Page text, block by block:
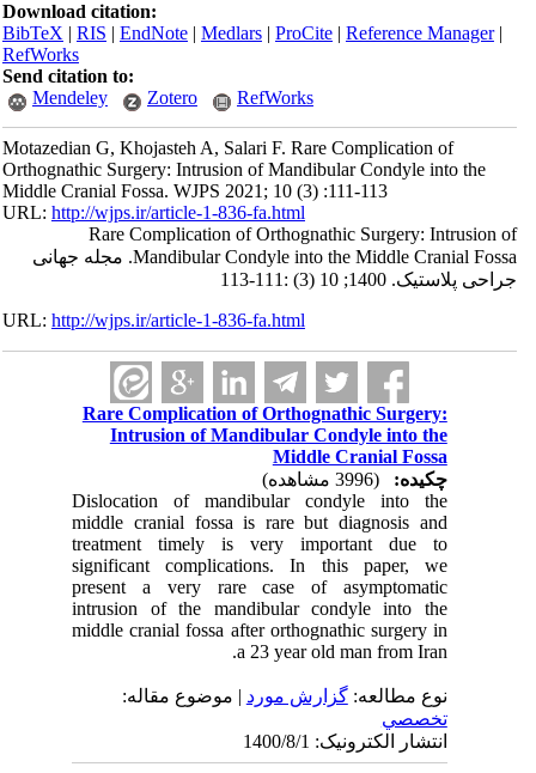
Download citation:
BibTeX|RIS|EndNote|Medlars|ProCite|Reference Manager
RefWorks
Send citation to:
Mendeley
Zotero RefWorks
Motazedian G, Khojasteh A, Salari F. Rare Complication of
Orthognathic Surgery: Intrusion of Mandibular Condyle into the
Middle Cranial Fossa. WJPS 2021; 10 (3) :111-113
URL:http://wjps.ir/article-1-836-fa.html
Rare Complication of Orthognathic Surgery: Intrusion of
Mandibular Condyle into the Middle Cranial Fossa. مجله جهانی
جراحی پلاستیک. 1400; 10 (3) :111-113
URL:http://wjps.ir/article-1-836-fa.html
Rare Complication of Orthognathic Surgery:
Intrusion of Mandibular Condyle into the
Middle Cranial Fossa
چکیده:
Dislocation of mandibular condyle into the
middle cranial fossa is rare but diagnosis and
treatment timely is very important due to
significant complications. In this paper, we
present a very rare case of asymptomatic
intrusion of the mandibular condyle into the
middle cranial fossa after orthognathic surgery in
a 23 year old man from Iran.
نوع مطالعه:گزارش مورد | موضوع مقاله:
تخصصي
انتشار الکترونیک: 1400/8/1